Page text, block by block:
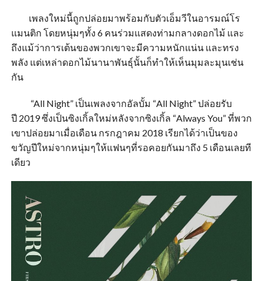
เพลงใหม่นี้ถูกปล่อยมาพร้อมกับตัวเอ็มวีในอารมณ์โร
แมนติก โดยหนุ่มๆทั้ง 6 คนร่วมแสดงท่ามกลางดอกไม้ และ
ถึงแม้ว่าการเต้นของพวกเขาจะมีความหนักแน่น และทรง
พลัง แต่เหล่าดอกไม้นานาพันธุ์นั้นก็ทำให้เห็นมุมละมุนเช่น
กัน
“All Night” เป็นเพลงจากอัลบั้ม “All Night” ปล่อยรับ
ปี 2019 ซึ่งเป็นซิงเกิ้ลใหม่หลังจากซิงเกิ้ล “Always You” ที่พวก
เขาปล่อยมาเมื่อเดือน กรกฎาคม 2018 เรียกได้ว่าเป็นของ
ขวัญปีใหม่จากหนุ่มๆให้แฟนๆที่รอคอยกันมาถึง 5 เดือนเลยที
เดียว